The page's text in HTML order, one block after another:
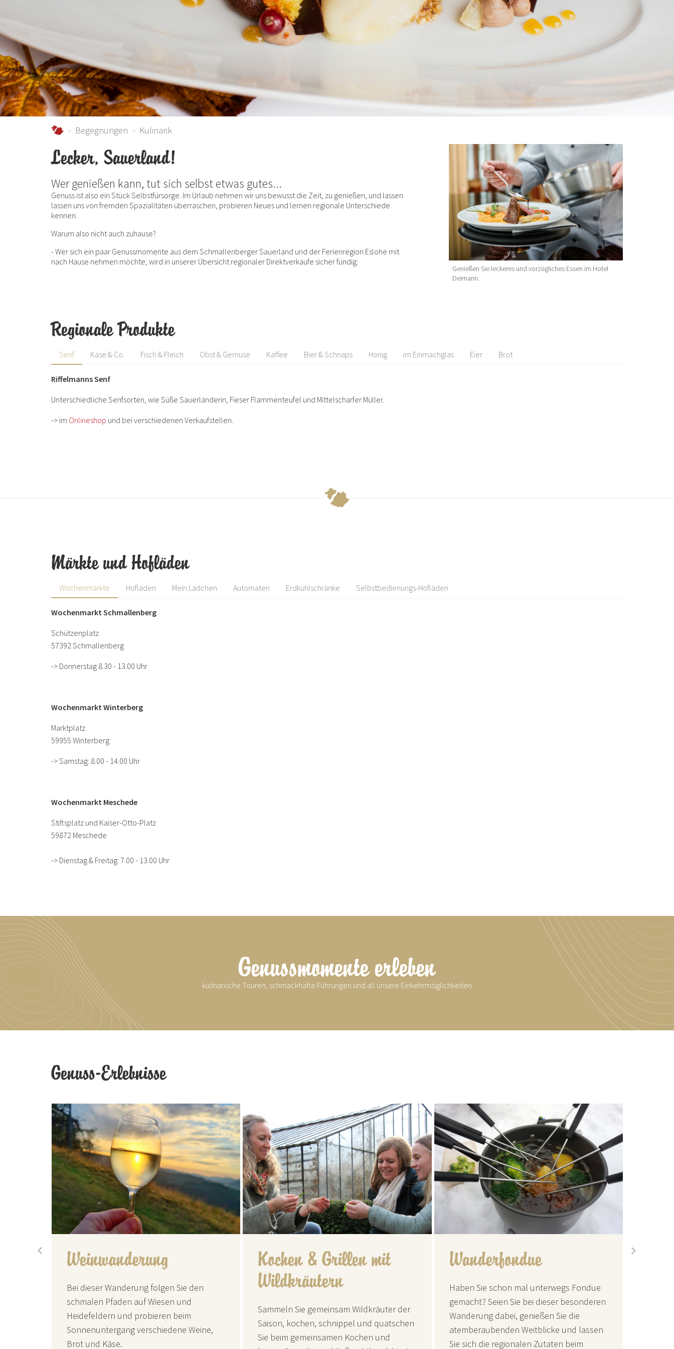
schmallenberger-sauerland.de
Begegnungen Kulinarik
Lecker, Sauerland!
Wer genießen kann, tut sich selbst etwas gutes...
Genuss ist also ein Stück Selbstfürsorge. Im Urlaub nehmen wir uns bewusst die Zeit, zu genießen, und lassen
lassen uns von fremden Spazialitäten überraschen, probieren Neues und lernen regionale Unterschiede
kennen.
Warum also nicht auch zuhause?
- Wer sich ein paar Genussmomente aus dem Schmallenberger Sauerland und der Ferienregion Eslohe mit
nach Hause nehmen möchte, wird in unserer Übersicht regionaler Direktverkäufe sicher fündig:
Genießen Sie leckeres und vorzügliches Essen im Hotel
Deimann.
Regionale Produkte
Senf Käse & Co. Fisch & Fleich Obst & Gemüse Kaffee Bier & Schnaps Honig im Einmachglas Eier Brot
Riffelmanns Senf
Unterschiedliche Senfsorten, wie Süße Sauerländerin, Fieser Flammenteufel und Mittelscharfer Müller.
-> im Onlineshop und bei verschiedenen Verkaufstellen.
Märkte und Hofläden
Wochenmärkte Hofläden Mein Lädchen Automaten Erdkühlschränke Selbstbedienungs-Hofläden
Wochenmarkt Schmallenberg
Schützenplatz
57392 Schmallenberg
-> Donnerstag 8.30 - 13.00 Uhr
Wochenmarkt Winterberg
Marktplatz
59955 Winterberg
-> Samstag: 8.00 - 14.00 Uhr
Wochenmarkt Meschede
Stiftsplatz und Kaiser-Otto-Platz
59872 Meschede
-> Dienstag & Freitag: 7.00 - 13.00 Uhr
Genussmomente erleben
kulinarische Touren, schmackhafte Führungen und all unsere Einkehrmöglichkeiten
Genuss-Erlebnisse
Weinwanderung
Bei dieser Wanderung folgen Sie den
schmalen Pfaden auf Wiesen und
Heidefeldern und probieren beim
Sonnenuntergang verschiedene Weine,
Brot und Käse.
Kochen & Grillen mit
Wildkräutern
Sammeln Sie gemeinsam Wildkräuter der
Saison, kochen, schnippel und quatschen
Sie beim gemeinsamen Kochen und
Wanderfondue
Haben Sie schon mal unterwegs Fondue
gemacht? Seien Sie bei dieser besonderen
Wanderung dabei, genießen Sie die
atemberaubenden Weitblicke und lassen
Sie sich die regionalen Zutaten beim